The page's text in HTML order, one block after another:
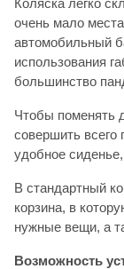
Коляска легко
очень мало
автомобильный
использования
большинство
Чтобы поменять
совершить
удобное
В стандартный
корзина, в
нужные вещи, а
Возможность